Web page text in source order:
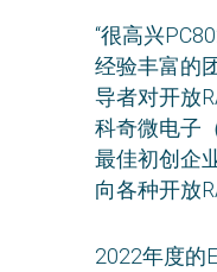
“很高兴
经验丰富的
导者对开放
科奇微电子
最佳初创企
向各种开放
2022年度的